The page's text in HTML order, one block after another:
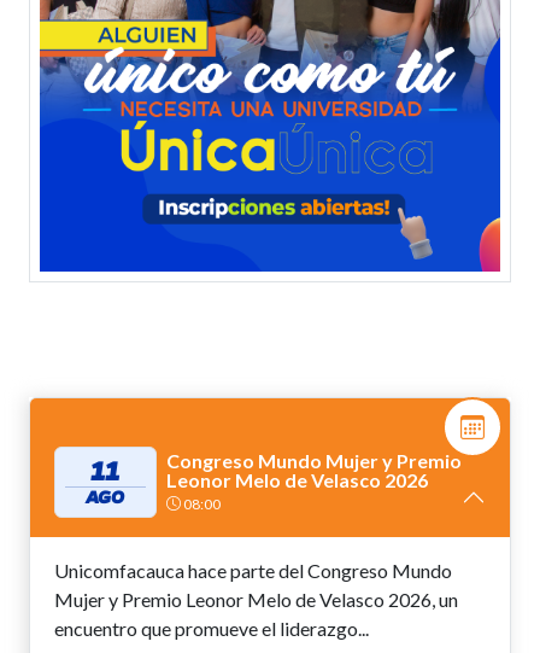
11
AGO
Congreso Mundo Mujer y Premio
Leonor Melo de Velasco 2026
08:00
Unicomfacauca hace parte del Congreso Mundo
Mujer y Premio Leonor Melo de Velasco 2026, un
encuentro que promueve el liderazgo...